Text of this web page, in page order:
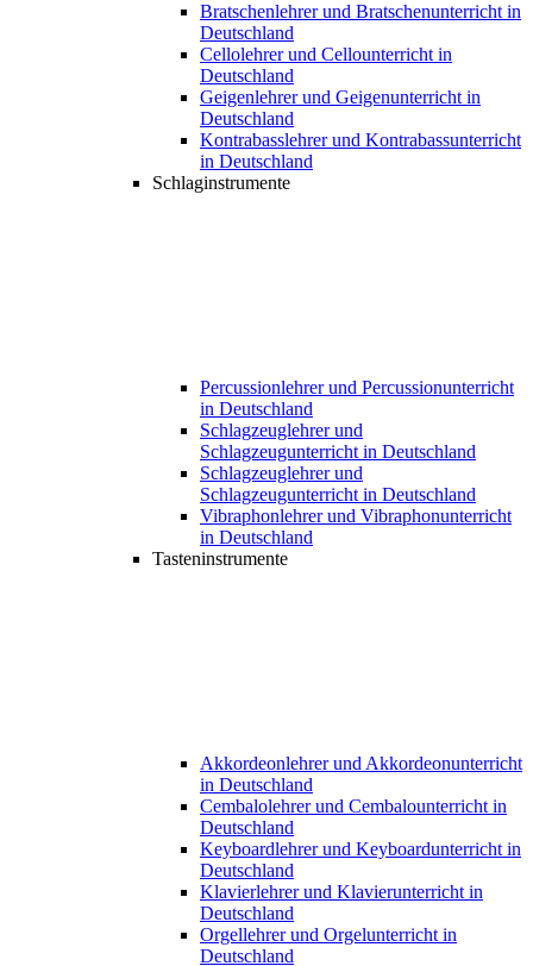
Bratschenlehrer und Bratschenunterricht in
Deutschland
Cellolehrer und Cellounterricht in
Deutschland
Geigenlehrer und Geigenunterricht in
Deutschland
Kontrabasslehrer und Kontrabassunterricht
in Deutschland
Schlaginstrumente
Percussionlehrer und Percussionunterricht
in Deutschland
Schlagzeuglehrer und
Schlagzeugunterricht in Deutschland
Schlagzeuglehrer und
Schlagzeugunterricht in Deutschland
Vibraphonlehrer und Vibraphonunterricht
in Deutschland
Tasteninstrumente
Akkordeonlehrer und Akkordeonunterricht
in Deutschland
Cembalolehrer und Cembalounterricht in
Deutschland
Keyboardlehrer und Keyboardunterricht in
Deutschland
Klavierlehrer und Klavierunterricht in
Deutschland
Orgellehrer und Orgelunterricht in
Deutschland